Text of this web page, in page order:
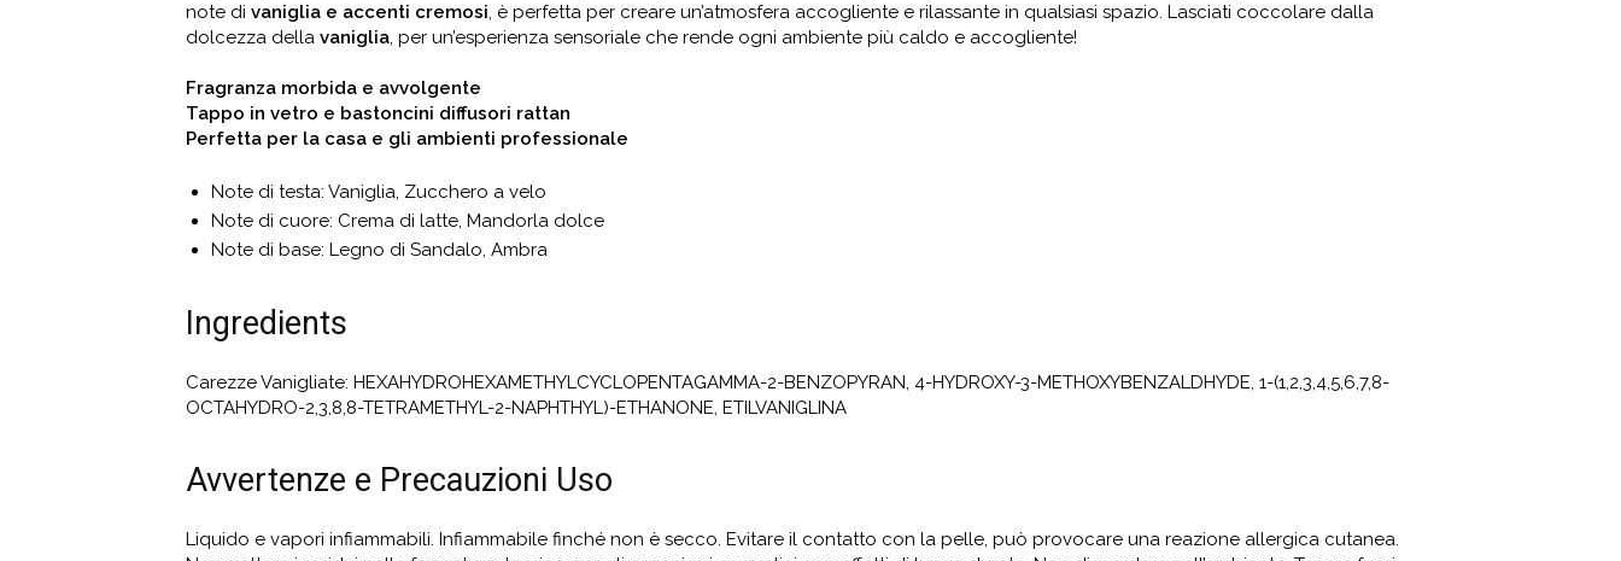
note di vaniglia e accenti cremosi, è perfetta per creare un’atmosfera accogliente e rilassante in qualsiasi spazio. Lasciati coccolare dalla
dolcezza della vaniglia, per un’esperienza sensoriale che rende ogni ambiente più caldo e accogliente!
Fragranza morbida e avvolgente
Tappo in vetro e bastoncini diffusori rattan
Perfetta per la casa e gli ambienti professionale
Note di testa: Vaniglia, Zucchero a velo
Note di cuore: Crema di latte, Mandorla dolce
Note di base: Legno di Sandalo, Ambra
Ingredients
Carezze Vanigliate: HEXAHYDROHEXAMETHYLCYCLOPENTAGAMMA-2-BENZOPYRAN, 4-HYDROXY-3-METHOXYBENZALDHYDE, 1-(1,2,3,4,5,6,7,8-
OCTAHYDRO-2,3,8,8-TETRAMETHYL-2-NAPHTHYL)-ETHANONE, ETILVANIGLINA
Avvertenze e Precauzioni Uso
Liquido e vapori infiammabili. Infiammabile finché non è secco. Evitare il contatto con la pelle, può provocare una reazione allergica cutanea.